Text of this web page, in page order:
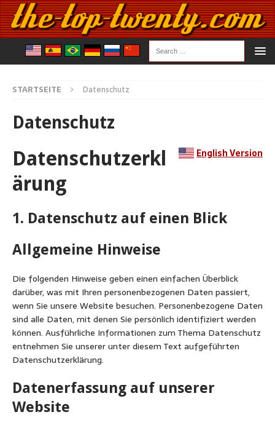
STARTSEITE Datenschutz
Datenschutz
English Version
Datenschutzerkl
ärung
1. Datenschutz auf einen Blick
Allgemeine Hinweise
Die folgenden Hinweise geben einen einfachen Überblick
darüber, was mit Ihren personenbezogenen Daten passiert,
wenn Sie unsere Website besuchen. Personenbezogene Daten
sind alle Daten, mit denen Sie persönlich identifiziert werden
können. Ausführliche Informationen zum Thema Datenschutz
entnehmen Sie unserer unter diesem Text aufgeführten
Datenschutzerklärung.
Datenerfassung auf unserer
Website